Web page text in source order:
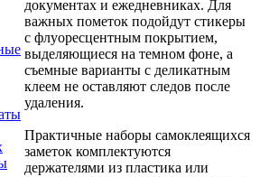
документах и ежедневниках. Для
важных пометок подойдут стикеры
с флуоресцентным покрытием,
выделяющиеся на темном фоне, а
съемные варианты с деликатным
клеем не оставляют следов после
удаления.
Практичные наборы самоклеящихся
заметок комплектуются
держателями из пластика или